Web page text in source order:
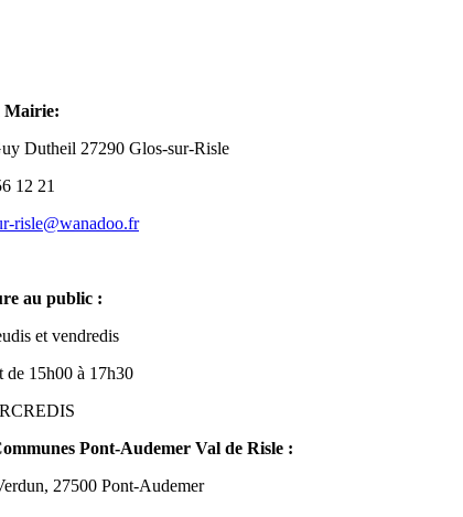
Mairie:
Dutheil 27290 Glos-sur-Risle
12 21
risle@wanadoo.fr
au public :
et vendredis
de 15h00 à 17h30
Pont-Audemer Val de Risle :
27500 Pont-Audemer